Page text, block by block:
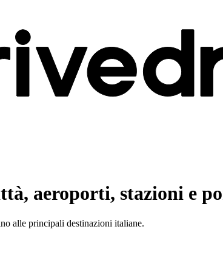
aeroporti, stazioni e
alle principali destinazioni italiane.